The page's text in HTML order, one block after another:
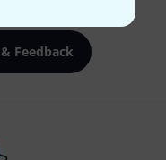
sehen?
Feedback